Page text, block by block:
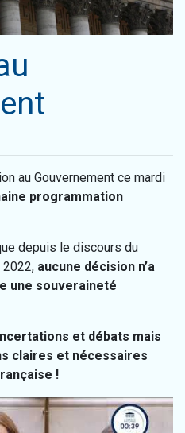
au Gouvernement ce mardi
programmation
depuis le discours du
2022, aucune décision n’a
une souveraineté
et débats mais
claires et nécessaires
!